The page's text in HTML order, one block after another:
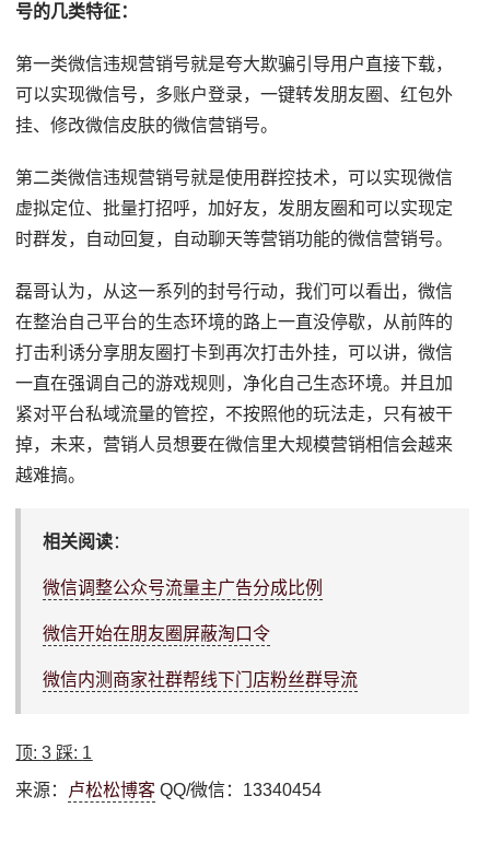
号的几类特征：
第一类微信违规营销号就是夸大欺骗引导用户直接下载，
可以实现微信号，多账户登录，一键转发朋友圈、红包外
挂、修改微信皮肤的微信营销号。
第二类微信违规营销号就是使用群控技术，可以实现微信
虚拟定位、批量打招呼，加好友，发朋友圈和可以实现定
时群发，自动回复，自动聊天等营销功能的微信营销号。
磊哥认为，从这一系列的封号行动，我们可以看出，微信
在整治自己平台的生态环境的路上一直没停歇，从前阵的
打击利诱分享朋友圈打卡到再次打击外挂，可以讲，微信
一直在强调自己的游戏规则，净化自己生态环境。并且加
紧对平台私域流量的管控，不按照他的玩法走，只有被干
掉，未来，营销人员想要在微信里大规模营销相信会越来
越难搞。
相关阅读：
微信调整公众号流量主广告分成比例
微信开始在朋友圈屏蔽淘口令
微信内测商家社群帮线下门店粉丝群导流
顶:3 踩: 1
来源： 卢松松博客 QQ/微信：13340454